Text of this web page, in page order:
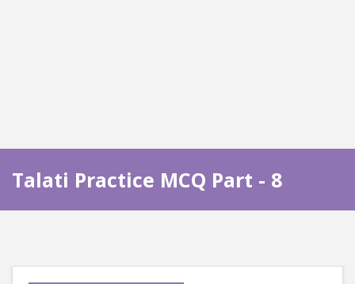
Talati Practice MCQ Part - 8